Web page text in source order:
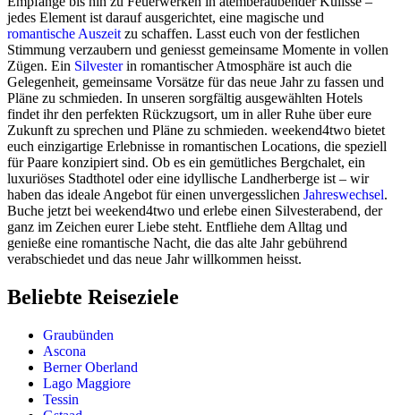
jedes Element ist darauf ausgerichtet, eine magische und
romantische Auszeit zu schaffen. Lasst euch von der festlichen
Stimmung verzaubern und geniesst gemeinsame Momente in vollen
Zügen. Ein Silvesterin romantischer Atmosphäre ist auch die
Gelegenheit, gemeinsame Vorsätze für das neue Jahr zu fassen und
Pläne zu schmieden. In unseren sorgfältig ausgewählten Hotels
findet ihr den perfekten Rückzugsort, um in aller Ruhe über eure
Zukunft zu sprechen und Pläne zu schmieden. weekend4two bietet
euch einzigartige Erlebnisse in romantischen Locations, die speziell
für Paare konzipiert sind. Ob es ein gemütliches Bergchalet, ein
luxuriöses Stadthotel oder eine idyllische Landherberge ist – wir
haben das ideale Angebot für einen unvergesslichen Jahreswechsel.
Buche jetzt bei weekend4two und erlebe einen Silvesterabend, der
ganz im Zeichen eurer Liebe steht. Entfliehe dem Alltag und
genieße eine romantische Nacht, die das alte Jahr gebührend
verabschiedet und das neue Jahr willkommen heisst.
Beliebte Reiseziele
Graubünden
Ascona
Berner Oberland
Lago Maggiore
Tessin